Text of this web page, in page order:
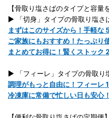
【骨取り塩さばのタイプと容量
▶ 「切身」タイプの骨取り塩さ
まずはこのサイズから！手軽な
ご家族にもおすすめ！たっぷり
まとめてお得に！賢くストック
▶ 「フィーレ」タイプの骨取り
調理がもっと自由に！フィーレ
冷凍庫に常備で忙しい日も安心